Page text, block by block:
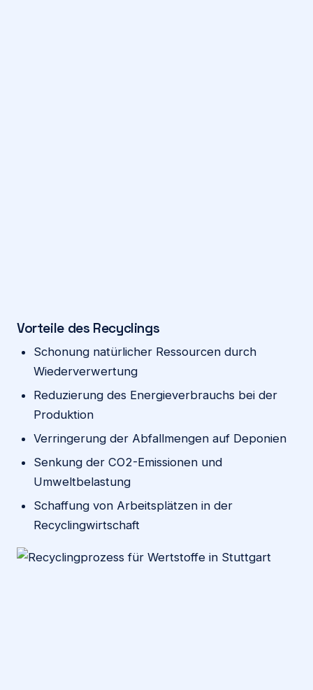
Vorteile des Recyclings
Schonung natürlicher Ressourcen durch
Wiederverwertung
Reduzierung des Energieverbrauchs bei der
Produktion
Verringerung der Abfallmengen auf Deponien
Senkung der CO2-Emissionen und
Umweltbelastung
Schaffung von Arbeitsplätzen in der
Recyclingwirtschaft